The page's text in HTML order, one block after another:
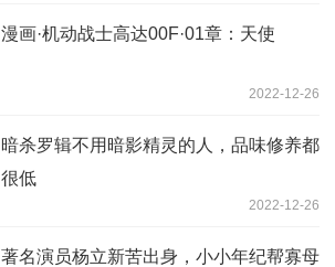
漫画·机动战士高达00F·01章：天使
2022-12-26
暗杀罗辑不用暗影精灵的人，品味修养都
很低
2022-12-26
著名演员杨立新苦出身，小小年纪帮寡母